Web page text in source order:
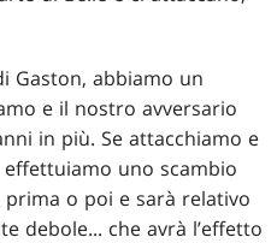
Gaston, abbiamo un
e il nostro avversario
in più. Se attacchiamo e
uno scambio
o poi e sarà relativo
debole... che avrà l’effetto